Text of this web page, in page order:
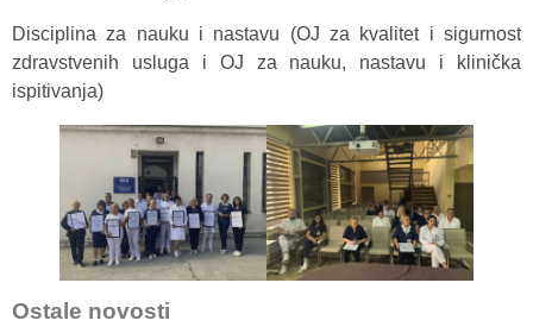
Disciplina za nauku i nastavu (OJ za kvalitet i sigurnost
zdravstvenih usluga i OJ za nauku, nastavu i klinička
ispitivanja)
Ostale novosti